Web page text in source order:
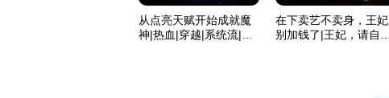
从点亮天赋开始成就魔
神|热血|穿越|系统流|爽
在下卖艺不卖身，王妃
别加钱了|王妃，请自重|